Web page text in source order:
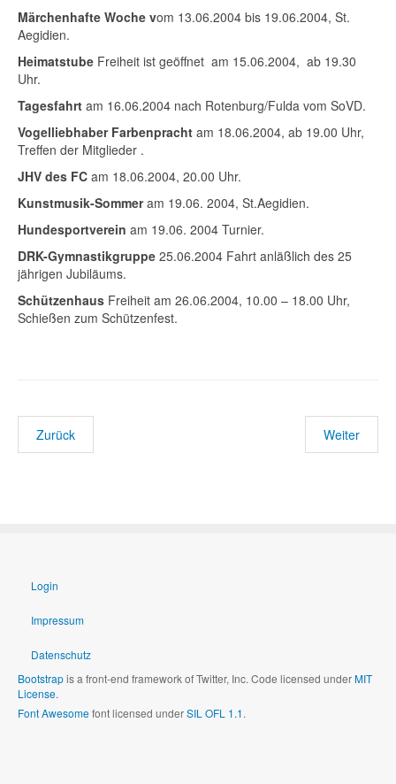
Märchenhafte Woche vom 13.06.2004 bis 19.06.2004, St.
Aegidien.
Heimatstube Freiheit ist geöffnet am 15.06.2004, ab 19.30
Uhr.
Tagesfahrt am 16.06.2004 nach Rotenburg/Fulda vom SoVD.
Vogelliebhaber Farbenpracht am 18.06.2004, ab 19.00 Uhr,
Treffen der Mitglieder .
JHV des FC am 18.06.2004, 20.00 Uhr.
Kunstmusik-Sommeram 19.06. 2004, St.Aegidien.
Hundesportverein am 19.06. 2004 Turnier.
DRK-Gymnastikgruppe 25.06.2004 Fahrt anläßlich des 25
jährigen Jubiläums.
Schützenhaus Freiheit am 26.06.2004, 10.00 – 18.00 Uhr,
Schießen zum Schützenfest.
Zurück Weiter
Login
Impressum
Datenschutz
Bootstrapis a front-end framework of Twitter, Inc. Code licensed underMIT
License.
Font Awesomefont licensed underSIL OFL 1.1.